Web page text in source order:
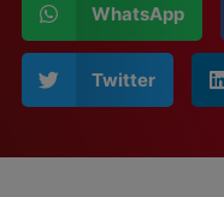
WhatsApp
Twitter